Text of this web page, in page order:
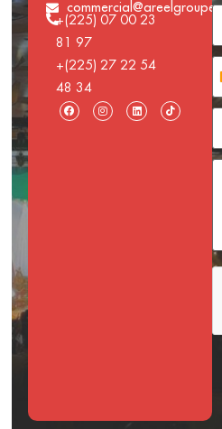
+(225) 07 00 23
81 97
+(225) 27 22 54
48 34